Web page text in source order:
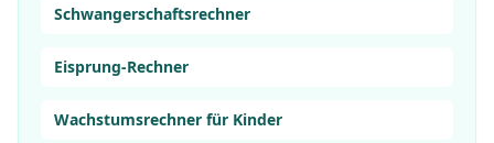
Schwangerschaftsrechner
Eisprung-Rechner
Wachstumsrechner für Kinder